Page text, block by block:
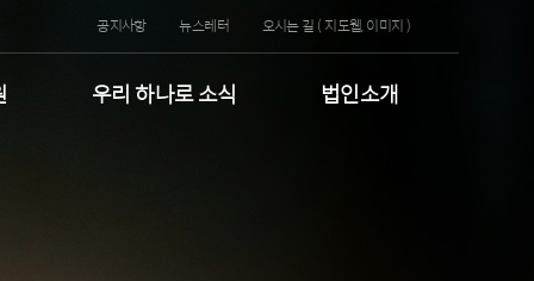
공지사항 뉴스레터 오시는 길 ( 지도웹,이미지)
우리 하나로 소식 법인소개